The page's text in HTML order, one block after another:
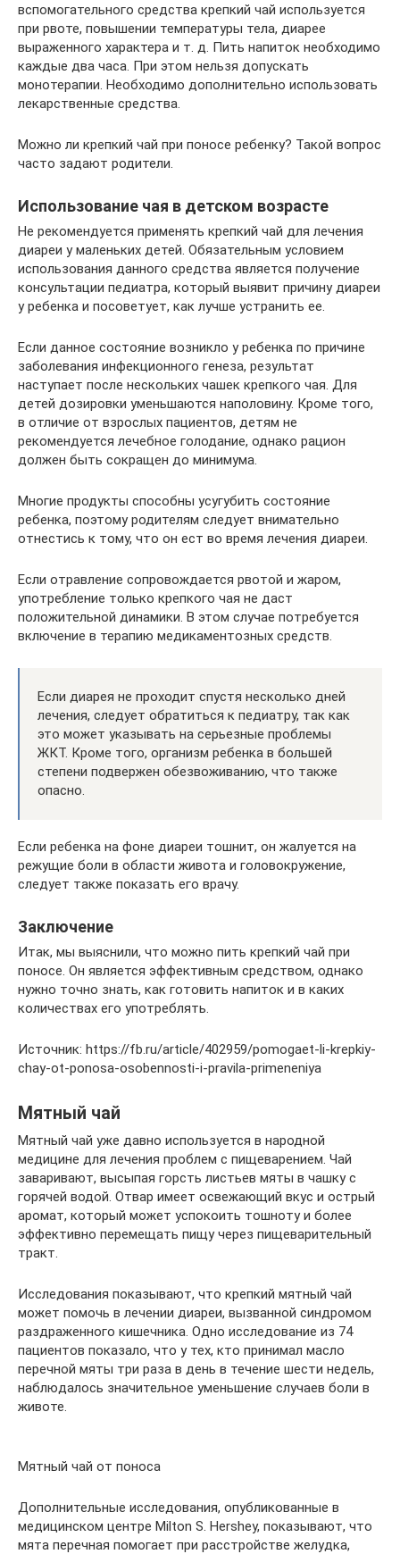
вспомогательного средства крепкий чай используется
при рвоте, повышении температуры тела, диарее
выраженного характера и т. д. Пить напиток необходимо
каждые два часа. При этом нельзя допускать
монотерапии. Необходимо дополнительно использовать
лекарственные средства.
Можно ли крепкий чай при поносе ребенку? Такой вопрос
часто задают родители.
Использование чая в детском возрасте
Не рекомендуется применять крепкий чай для лечения
диареи у маленьких детей. Обязательным условием
использования данного средства является получение
консультации педиатра, который выявит причину диареи
у ребенка и посоветует, как лучше устранить ее.
Если данное состояние возникло у ребенка по причине
заболевания инфекционного генеза, результат
наступает после нескольких чашек крепкого чая. Для
детей дозировки уменьшаются наполовину. Кроме того,
в отличие от взрослых пациентов, детям не
рекомендуется лечебное голодание, однако рацион
должен быть сокращен до минимума.
Многие продукты способны усугубить состояние
ребенка, поэтому родителям следует внимательно
отнестись к тому, что он ест во время лечения диареи.
Если отравление сопровождается рвотой и жаром,
употребление только крепкого чая не даст
положительной динамики. В этом случае потребуется
включение в терапию медикаментозных средств.
Если диарея не проходит спустя несколько дней
лечения, следует обратиться к педиатру, так как
это может указывать на серьезные проблемы
ЖКТ. Кроме того, организм ребенка в большей
степени подвержен обезвоживанию, что также
опасно.
Если ребенка на фоне диареи тошнит, он жалуется на
режущие боли в области живота и головокружение,
следует также показать его врачу.
Заключение
Итак, мы выяснили, что можно пить крепкий чай при
поносе. Он является эффективным средством, однако
нужно точно знать, как готовить напиток и в каких
количествах его употреблять.
Источник: https://fb.ru/article/402959/pomogaet-li-krepkiy-
chay-ot-ponosa-osobennosti-i-pravila-primeneniya
Мятный чай
Мятный чай уже давно используется в народной
медицине для лечения проблем с пищеварением. Чай
заваривают, высыпая горсть листьев мяты в чашку с
горячей водой. Отвар имеет освежающий вкус и острый
аромат, который может успокоить тошноту и более
эффективно перемещать пищу через пищеварительный
тракт.
Исследования показывают, что крепкий мятный чай
может помочь в лечении диареи, вызванной синдромом
раздраженного кишечника. Одно исследование из 74
пациентов показало, что у тех, кто принимал масло
перечной мяты три раза в день в течение шести недель,
наблюдалось значительное уменьшение случаев боли в
животе.
Мятный чай от поноса
Дополнительные исследования, опубликованные в
медицинском центре Milton S. Hershey, показывают, что
мята перечная помогает при расстройстве желудка,